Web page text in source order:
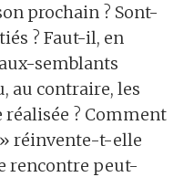
prochain ? Sont-
? Faut-il, en
semblants
au contraire, les
? Comment
réinvente-t-elle
rencontre peut-